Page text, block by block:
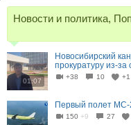
Новости и политика,
01:07
Новосибирский
прокуратуру из-за
+38 10 +1
Первый полет МС-
150 +9 27